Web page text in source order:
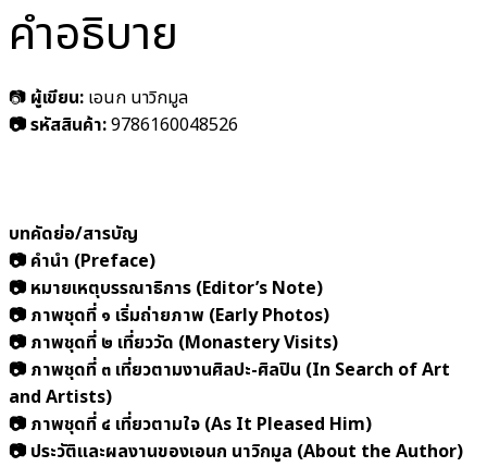
คำอธิบาย
📷 ผู้เขียน: เอนก นาวิกมูล
📷 รหัสสินค้า:9786160048526
บทคัดย่อ/สารบัญ
📷 คำนำ (Preface)
📷 หมายเหตุบรรณาธิการ (Editor’s Note)
📷 ภาพชุดที่ ๑ เริ่มถ่ายภาพ (Early Photos)
📷 ภาพชุดที่ ๒ เที่ยววัด (Monastery Visits)
📷 ภาพชุดที่ ๓ เที่ยวตามงานศิลปะ-ศิลปิน (In Search of Art
and Artists)
📷 ภาพชุดที่ ๔ เที่ยวตามใจ (As It Pleased Him)
📷 ประวัติและผลงานของเอนก นาวิกมูล (About the Author)